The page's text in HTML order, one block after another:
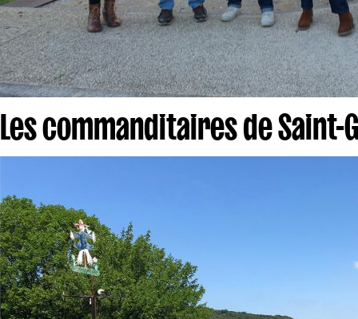
Les commanditaires de Saint-